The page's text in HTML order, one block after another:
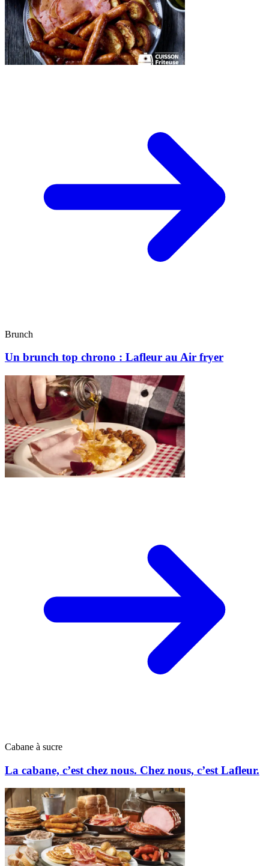
Brunch
Un brunch top chrono : Lafleur au Air fryer
Cabane à sucre
La cabane, c’est chez nous. Chez nous, c’est Lafleur.